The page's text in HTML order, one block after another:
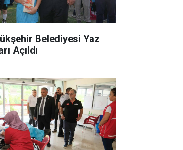
Belediyesi Yaz
Açıldı